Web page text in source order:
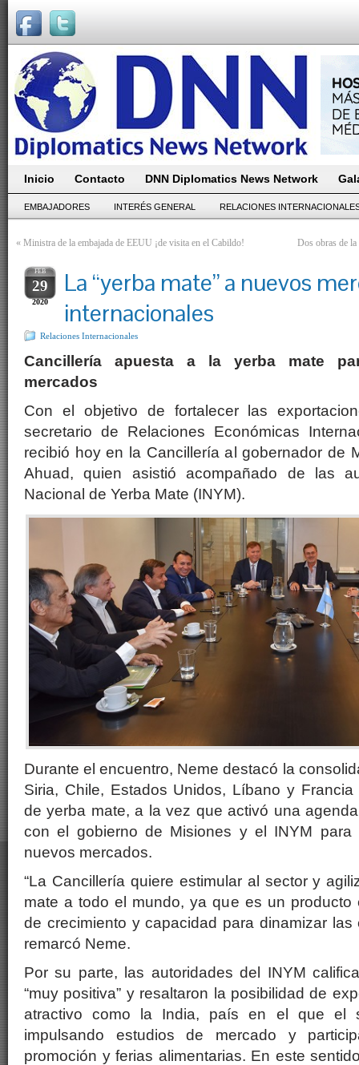
Inicio Contacto DNN Diplomatics News Network
EMBAJADORES INTERÉS GENERAL RELACIONES
« Ministra de la embajada de EEUU ¡de visita en el Cabildo! Dos obras de la
FEB
29
2020
La “yerba mate” a nuevos
internacionales
Relaciones Internacionales
Cancillería apuesta a la yerba mate
mercados
Con el objetivo de fortalecer las
secretario de Relaciones Económicas
recibió hoy en la Cancillería al gobernador de
Ahuad, quien asistió acompañado de las
Nacional de Yerba Mate (INYM).
Durante el encuentro, Neme destacó la
Siria, Chile, Estados Unidos, Líbano y
de yerba mate, a la vez que activó una
con el gobierno de Misiones y el INYM para
nuevos mercados.
“La Cancillería quiere estimular al sector y
mate a todo el mundo, ya que es un producto
de crecimiento y capacidad para dinamizar las
remarcó Neme.
Por su parte, las autoridades del INYM
“muy positiva” y resaltaron la posibilidad de
atractivo como la India, país en el que el
impulsando estudios de mercado y
promoción y ferias alimentarias. En este